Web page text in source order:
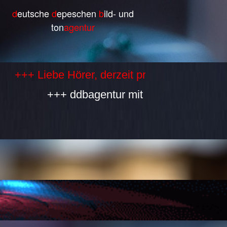
deutschedepeschen bild- und
tonagentur
Hörer, derzeit produzieren wir selbst
+++ ddbagentur mit allen Bestandteilen